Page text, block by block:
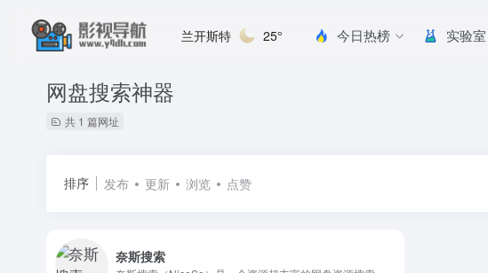
兰开斯特 25° 今日热榜 实验室
网盘搜索神器
共 1 篇网址
排序 发布 更新 浏览 点赞
奈斯搜索